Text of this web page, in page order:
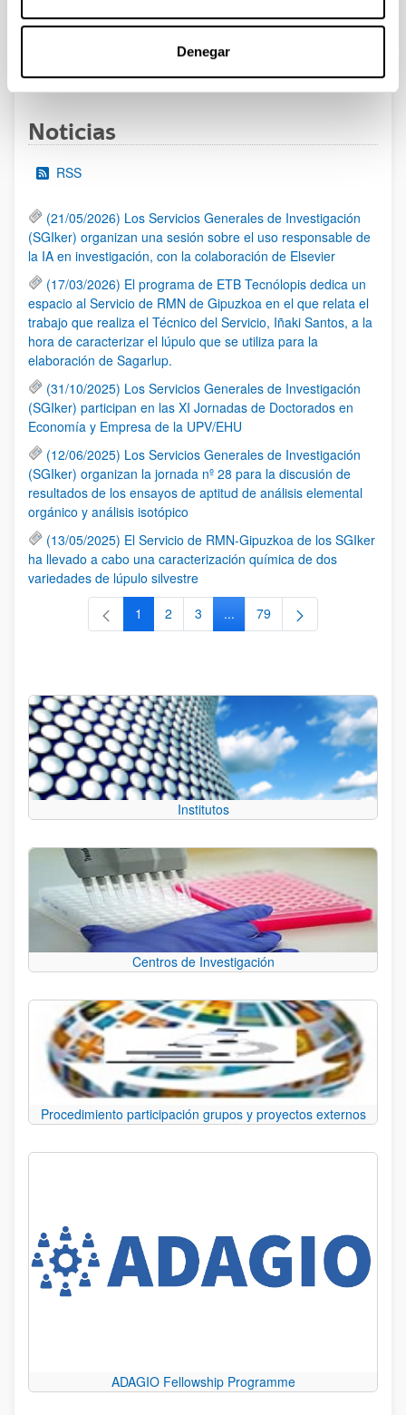
Denegar
Páginas intermedias Use TAB para desplazarse.
Páginas intermedias
Noticias
RSS
(21/05/2026) Los Servicios Generales de Investigación
(SGIker) organizan una sesión sobre el uso responsable de
la IA en investigación, con la colaboración de Elsevier
(17/03/2026) El programa de ETB Tecnólopis dedica un
espacio al Servicio de RMN de Gipuzkoa en el que relata el
trabajo que realiza el Técnico del Servicio, Iñaki Santos, a la
hora de caracterizar el lúpulo que se utiliza para la
elaboración de Sagarlup.
(31/10/2025) Los Servicios Generales de Investigación
(SGIker) participan en las XI Jornadas de Doctorados en
Economía y Empresa de la UPV/EHU
(12/06/2025) Los Servicios Generales de Investigación
(SGIker) organizan la jornada nº 28 para la discusión de
resultados de los ensayos de aptitud de análisis elemental
orgánico y análisis isotópico
(13/05/2025) El Servicio de RMN-Gipuzkoa de los SGIker
ha llevado a cabo una caracterización química de dos
variedades de lúpulo silvestre
Página
1 Página
2 Página
3 ...Páginas intermedias Use TAB
Página
79
Institutos
Centros de Investigación
Procedimiento participación grupos y proyectos externos
ADAGIO Fellowship Programme